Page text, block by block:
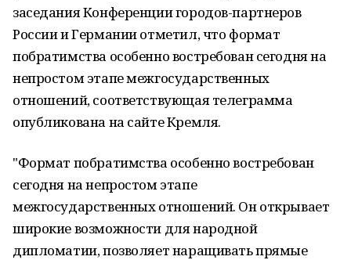
заседания Конференции городов-партнеров
России и Германии отметил, что формат
побратимства особенно востребован сегодня на
непростом этапе межгосударственных
отношений, соответствующая телеграмма
опубликована на сайте Кремля.
"Формат побратимства особенно востребован
сегодня на непростом этапе
межгосударственных отношений. Он открывает
широкие возможности для народной
дипломатии, позволяет наращивать прямые